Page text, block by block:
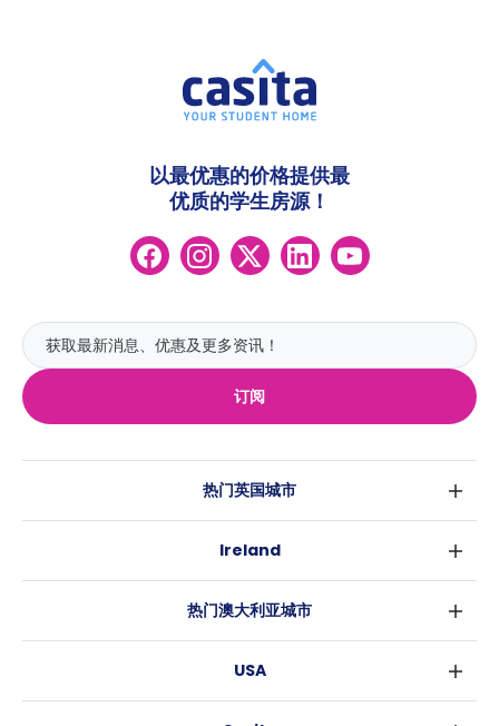
订阅
以最优惠的价格提供最
优质的学生房源！
热门英国城市
格拉斯哥
爱丁堡
Ireland
都柏林
热门澳大利亚城市
布里斯班
USA